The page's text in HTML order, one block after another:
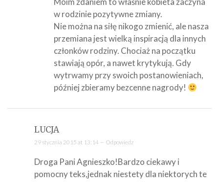
w rodzinie pozytywne zmiany.
Nie można na siłę nikogo zmienić, ale nasza
przemiana jest wielką inspiracją dla innych
członków rodziny. Chociaż na początku
stawiają opór, a nawet krytykują. Gdy
wytrwamy przy swoich postanowieniach,
później zbieramy bezcenne nagrody!
LUCJA
29 stycznia 2015 at 13:14 — Odpowiedz
Droga Pani Agnieszko!Bardzo ciekawy i
pomocny teks,jednak niestety dla niektorych te